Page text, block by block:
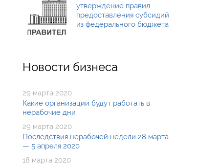
утверждение правил
предоставления субсидий
из федерального бюджета
Новости бизнеса
29 марта 2020
Какие организации будут работать в
нерабочие дни
29 марта 2020
Последствия нерабочей недели 28 марта
— 5 апреля 2020
18 марта 2020